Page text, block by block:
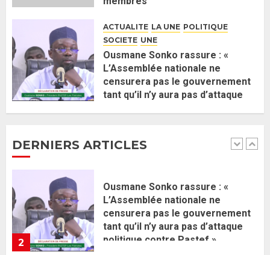
ACTUALITE LA UNE POLITIQUE
SOCIETE UNE
Ousmane Sonko rassure : «
L’Assemblée nationale ne
censurera pas le gouvernement
tant qu’il n’y aura pas d’attaque
DERNIERS ARTICLES
1
une équipe de mission de 30
membres
2 JUIN 2026 0
2
Ousmane Sonko rassure : «
politique contre Pastef »
3
Formation du nouveau
gouvernement : PASTEF pose
ses lignes rouges et met en
garde ses responsables
26 MAI 2026 0